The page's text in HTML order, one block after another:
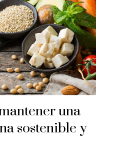
una
sostenible y